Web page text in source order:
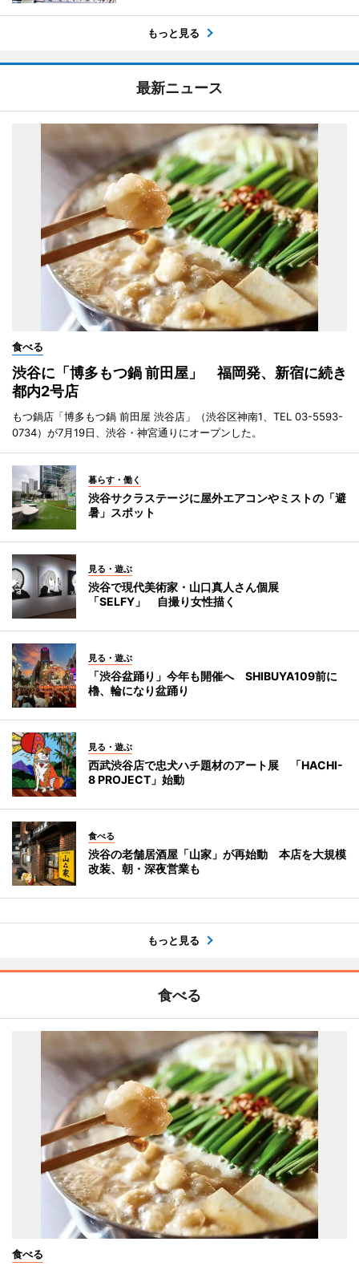
もっと見る
最新ニュース
食べる
渋谷に「博多もつ鍋 前田屋」 福岡発、新宿に続き
都内2号店
もつ鍋店「博多もつ鍋 前田屋 渋谷店」（渋谷区神南1、TEL 03-5593-
0734）が7月19日、渋谷・神宮通りにオープンした。
暮らす・働く
渋谷サクラステージに屋外エアコンやミストの「避
暑」スポット
見る・遊ぶ
渋谷で現代美術家・山口真人さん個展
「SELFY」 自撮り女性描く
見る・遊ぶ
「渋谷盆踊り」今年も開催へ SHIBUYA109前に
櫓、輪になり盆踊り
見る・遊ぶ
西武渋谷店で忠犬ハチ題材のアート展 「HACHI-
8 PROJECT」始動
食べる
渋谷の老舗居酒屋「山家」が再始動 本店を大規模
改装、朝・深夜営業も
もっと見る
食べる
食べる